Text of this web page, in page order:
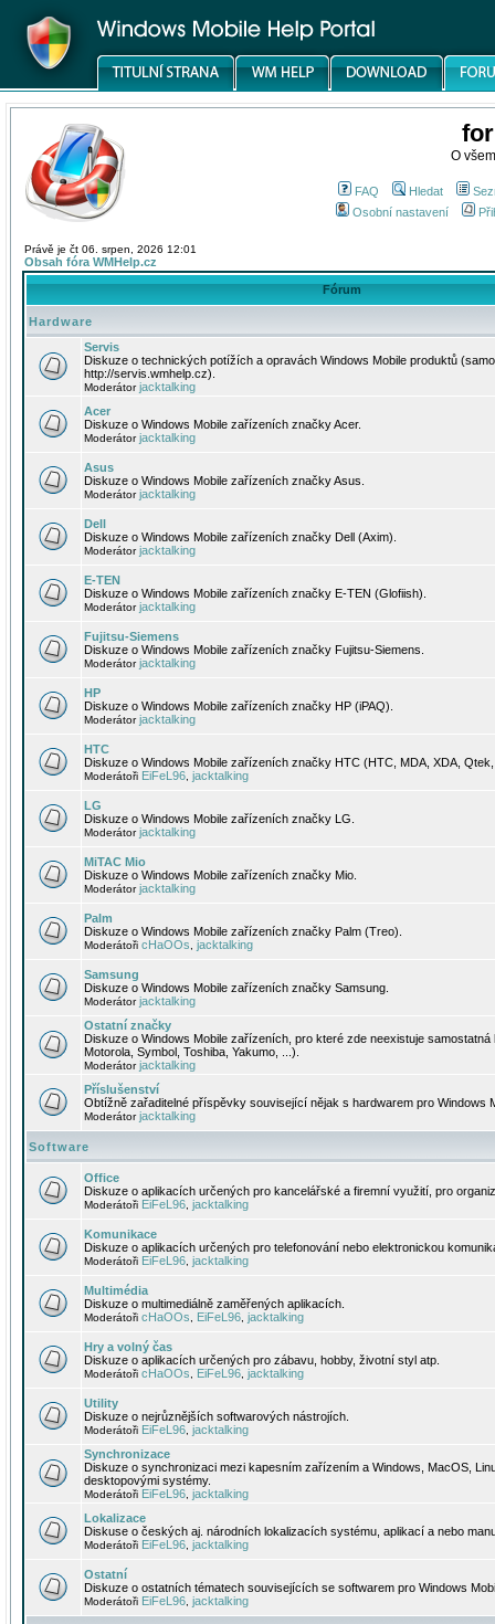
O
FAQ Hledat
Osobní nastavení
Právě je čt 06. srpen, 2026 12:01
Obsah fóra WMHelp.cz
Fórum
Hardware
Servis
Diskuze o technických potížích a opravách Windows Mobile produktů
http://servis.wmhelp.cz).
Moderátorjacktalking
Acer
Diskuze o Windows Mobile zařízeních značky Acer.
Moderátorjacktalking
Asus
Diskuze o Windows Mobile zařízeních značky Asus.
Moderátorjacktalking
Dell
Diskuze o Windows Mobile zařízeních značky Dell (Axim).
Moderátorjacktalking
E-TEN
Diskuze o Windows Mobile zařízeních značky E-TEN (Glofiish).
Moderátorjacktalking
Fujitsu-Siemens
Diskuze o Windows Mobile zařízeních značky Fujitsu-Siemens.
Moderátorjacktalking
HP
Diskuze o Windows Mobile zařízeních značky HP (iPAQ).
Moderátorjacktalking
HTC
Diskuze o Windows Mobile zařízeních značky HTC (HTC, MDA, XDA,
Moderátoři EiFeL96 jacktalking
LG
Diskuze o Windows Mobile zařízeních značky LG.
Moderátorjacktalking
MiTAC Mio
Diskuze o Windows Mobile zařízeních značky Mio.
Moderátorjacktalking
Palm
Diskuze o Windows Mobile zařízeních značky Palm (Treo).
Moderátoři cHaOOs jacktalking
Samsung
Diskuze o Windows Mobile zařízeních značky Samsung.
Moderátorjacktalking
Ostatní značky
Diskuze o Windows Mobile zařízeních, pro které zde neexistuje
Motorola, Symbol, Toshiba, Yakumo, ...).
Moderátorjacktalking
Příslušenství
Obtížně zařaditelné příspěvky související nějak s hardwarem pro Windows
Moderátorjacktalking
Software
Office
Diskuze o aplikacích určených pro kancelářské a firemní využití, pro
Moderátoři EiFeL96 jacktalking
Komunikace
Diskuze o aplikacích určených pro telefonování nebo elektronickou
Moderátoři EiFeL96 jacktalking
Multimédia
Diskuze o multimediálně zaměřených aplikacích.
Moderátoři cHaOOs EiFeL96 jacktalking
Hry a volný čas
Diskuze o aplikacích určených pro zábavu, hobby, životní styl atp.
Moderátoři cHaOOs EiFeL96 jacktalking
Utility
Diskuze o nejrůznějších softwarových nástrojích.
Moderátoři EiFeL96 jacktalking
Synchronizace
Diskuze o synchronizaci mezi kapesním zařízením a Windows, MacOS,
desktopovými systémy.
Moderátoři EiFeL96 jacktalking
Lokalizace
Diskuse o českých aj. národních lokalizacích systému, aplikací a nebo
Moderátoři EiFeL96 jacktalking
Ostatní
Diskuze o ostatních tématech souvisejících se softwarem pro Windows
Moderátoři EiFeL96 jacktalking